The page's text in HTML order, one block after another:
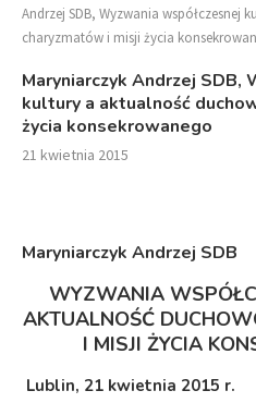
Andrzej SDB, Wyzwania współczesnej
charyzmatów i misji życia
Maryniarczyk Andrzej SDB,
kultury a aktualność
życia konsekrowanego
21 kwietnia 2015
Maryniarczyk Andrzej SDB
WYZWANIA
AKTUALNOŚĆ
I MISJI ŻYCIA
Lublin, 21 kwietnia 2015 r.